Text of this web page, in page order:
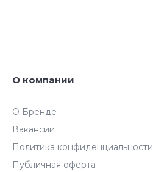
О компании
О Бренде
Вакансии
Политика конфиденциальности
Публичная оферта